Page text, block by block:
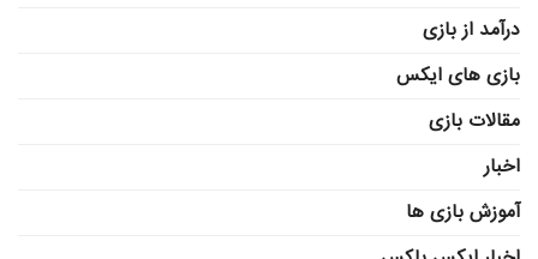
درآمد از بازی
بازی های ایکس
مقالات بازی
اخبار
آموزش بازی ها